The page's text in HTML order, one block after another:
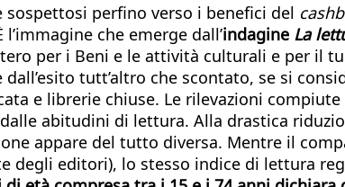
sospettosi perfino verso i benefici del
che emerge dall’indagine La
per i Beni e le attività culturali e per il
dall’esito tutt’altro che scontato, se si
e librerie chiuse. Le rilevazioni
abitudini di lettura. Alla drastica
appare del tutto diversa. Mentre il
degli editori), lo stesso indice di lettura